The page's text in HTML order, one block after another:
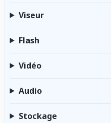
Viseur
Flash
Vidéo
Audio
Stockage